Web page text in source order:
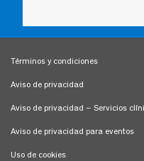
Términos y condiciones
Aviso de privacidad
Aviso de privacidad – Servicios
Aviso de privacidad para eventos
Uso de cookies